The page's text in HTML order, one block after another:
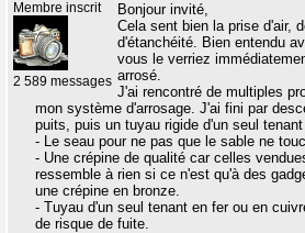
Membre inscrit
2 589 messages
Bonjour invité,
Cela sent bien la prise d'air,
d'étanchéité. Bien entendu
vous le verriez
arrosé.
J'ai rencontré de multiples
mon système d'arrosage. J'ai fini par
puits, puis un tuyau rigide d'un seul
- Le seau pour ne pas que le sable ne
- Une crépine de qualité car celles
ressemble à rien si ce n'est qu'à des
une crépine en bronze.
- Tuyau d'un seul tenant en fer ou en
de risque de fuite.